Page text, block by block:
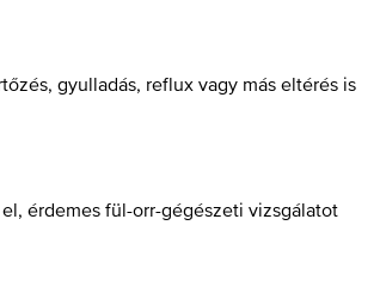
gyulladás, reflux vagy más eltérés is
érdemes fül-orr-gégészeti vizsgálatot